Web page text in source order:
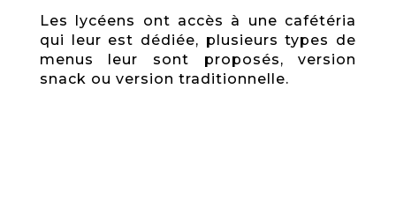
Les lycéens ont accès à une cafétéria
qui leur est dédiée, plusieurs types de
menus leur sont proposés, version
snack ou version traditionnelle.